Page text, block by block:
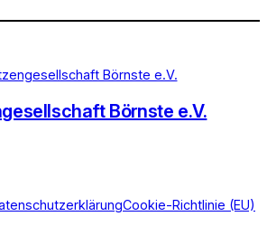
Börnste e.V.
Cookie-Richtlinie (EU)